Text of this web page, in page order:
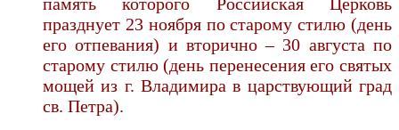
память которого Российская Церковь
празднует 23 ноября по старому стилю (день
его отпевания) и вторично – 30 августа по
старому стилю (день перенесения его святых
мощей из г. Владимира в царствующий град
св. Петра).